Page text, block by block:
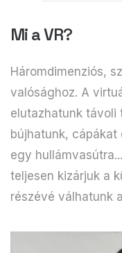
Mi a VR?
Háromdimenziós,
valósághoz. A
elutazhatunk távoli
bújhatunk,
egy
teljesen kizárjuk a
részévé válhatunk